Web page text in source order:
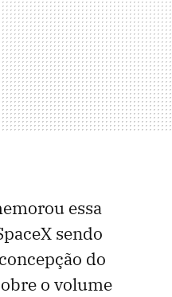
essa
sendo
do
o volume